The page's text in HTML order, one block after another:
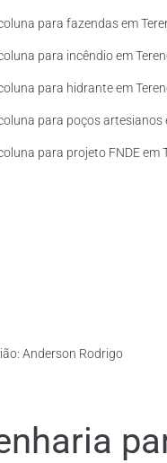
para fazendas em
para incêndio em
para hidrante em
para poços artesianos
para projeto FNDE em
Anderson Rodrigo